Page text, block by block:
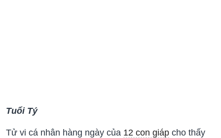
Tuổi Tý
Tử vi cá nhân hàng ngày của 12 con giáp cho thấy